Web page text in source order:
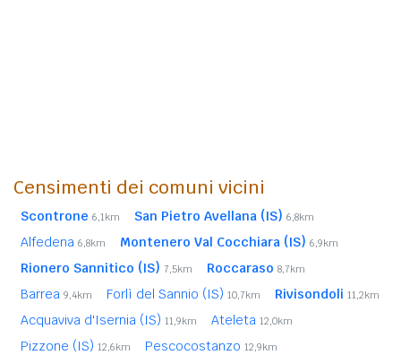
Censimenti dei comuni vicini
Scontrone 6,1km San Pietro Avellana (IS) 6,8km
Alfedena 6,8km Montenero Val Cocchiara (IS) 6,9km
Rionero Sannitico (IS) 7,5km Roccaraso 8,7km
Barrea 9,4km Forlì del Sannio (IS) 10,7km Rivisondoli 11,2km
Acquaviva d'Isernia (IS) 11,9km Ateleta 12,0km
Pizzone (IS) 12,6km Pescocostanzo 12,9km